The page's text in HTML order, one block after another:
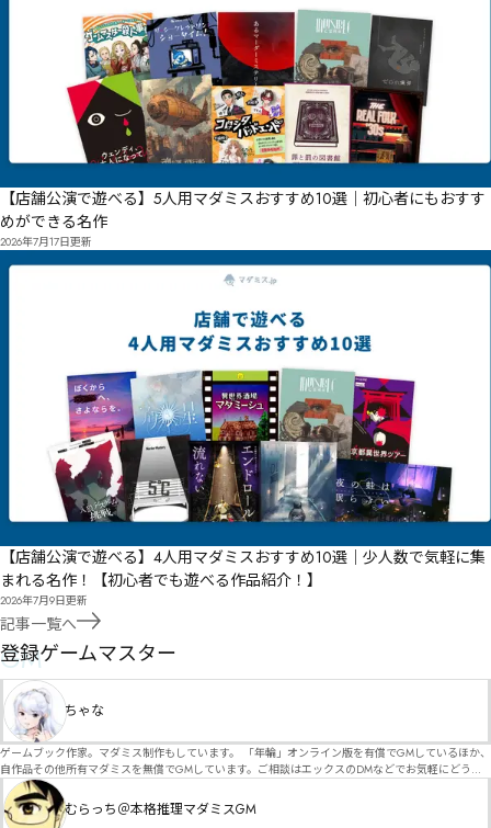
【店舗公演で遊べる】5人用マダミスおすすめ10選｜初心者にもおすす
めができる名作
2026年7月17日更新
【店舗公演で遊べる】4人用マダミスおすすめ10選｜少人数で気軽に集
まれる名作！【初心者でも遊べる作品紹介！】
2026年7月9日更新
記事一覧へ
GM
登録ゲームマスター
ちゃな
ゲームブック作家。マダミス制作もしています。 「年輪」オンライン版を有償でGMしているほか、
自作品その他所有マダミスを無償でGMしています。ご相談はエックスのDMなどでお気軽にどう
ぞ。
むらっち＠本格推理マダミスGM